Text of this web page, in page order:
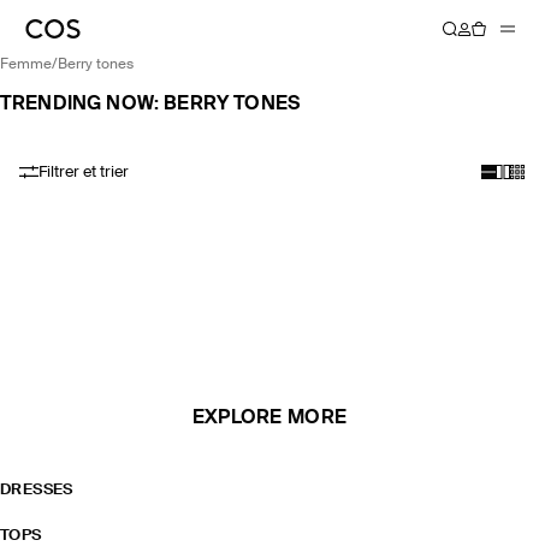
femme/ berry tones
TRENDING NOW: BERRY TONES
Filtrer et trier
EXPLORE MORE
DRESSES
TOPS